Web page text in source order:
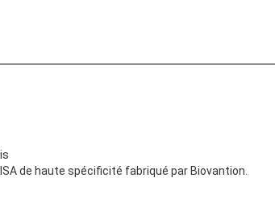
de haute spécificité fabriqué par Biovantion.